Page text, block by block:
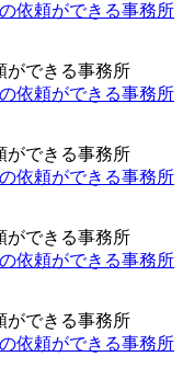
依頼ができる事務所
ができる事務所
依頼ができる事務所
ができる事務所
依頼ができる事務所
ができる事務所
依頼ができる事務所
ができる事務所
依頼ができる事務所